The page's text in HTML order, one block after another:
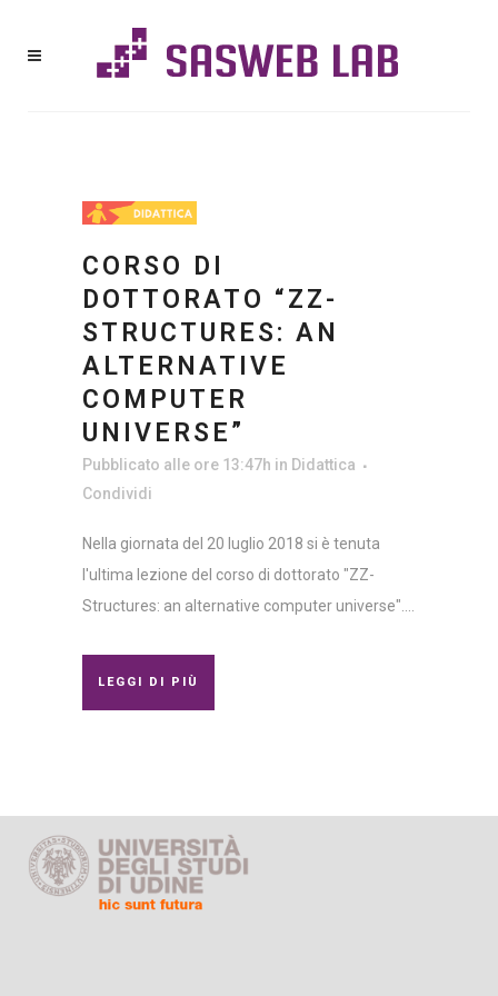
CORSO DI
DOTTORATO “ZZ-
STRUCTURES: AN
ALTERNATIVE
COMPUTER
UNIVERSE”
Pubblicato alle ore 13:47h in Didattica
Condividi
Nella giornata del 20 luglio 2018 si è tenuta
l'ultima lezione del corso di dottorato "ZZ-
Structures: an alternative computer universe"....
LEGGI DI PIÙ